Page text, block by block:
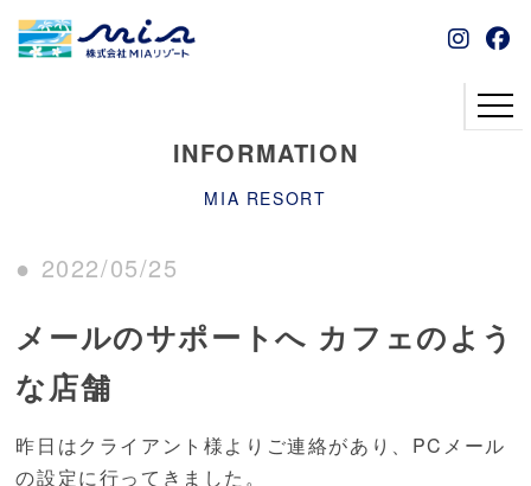
INFORMATION
MIA RESORT
● 2022/05/25
メールのサポートへ カフェのよう
な店舗
昨日はクライアント様よりご連絡があり、PCメール
の設定に行ってきました。